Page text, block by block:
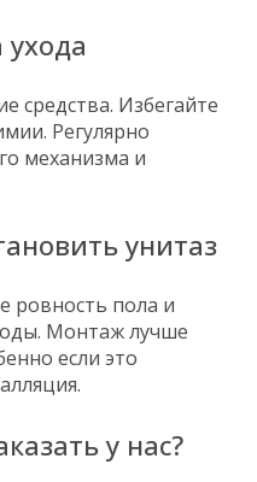
средства. Избегайте
Регулярно
механизма и
унитаз
ровность пола и
Монтаж лучше
если это
у нас?